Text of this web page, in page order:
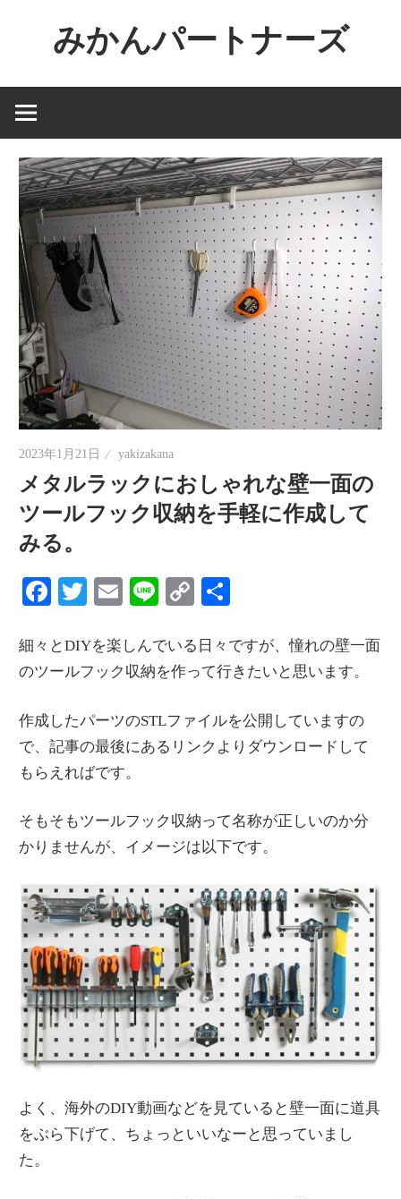
ン
へ
みかんパートナーズ
ー
ジ
ャ
ン
ル
で
役
に
立
た
な
い
情
を
世
界
へ
信
2023年1月21日 yakizakana
メタルラックにおしゃれな壁一面の
ツールフック収納を手軽に作成して
みる。
Facebook
Twitter
EmailLineCopy
細々とDIYを楽しんでいる日々ですが、憧れの壁一面
のツールフック収納を作って行きたいと思います。
作成したパーツのSTLファイルを公開していますの
で、記事の最後にあるリンクよりダウンロードして
もらえればです。
そもそもツールフック収納って名称が正しいのか分
かりませんが、イメージは以下です。
よく、海外のDIY動画などを見ていると壁一面に道具
をぶら下げて、ちょっといいなーと思っていまし
た。